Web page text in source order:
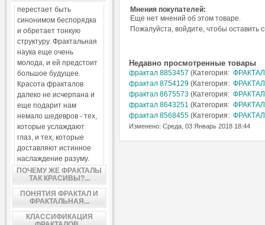
перестает быть
синонимом беспорядка
и обретает тонкую
структуру. Фрактальная
наука еще очень
молода, и ей предстоит
большое будущее.
Красота фракталов
далеко не исчерпана и
еще подарит нам
немало шедевров - тех,
которые услаждают
глаз, и тех, которые
доставляют истинное
наслаждение разуму.
ПОЧЕМУ ЖЕ ФРАКТАЛЫ
ТАК КРАСИВЫ?...
ПОНЯТИЯ ФРАКТАЛ И
ФРАКТАЛЬНАЯ...
КЛАССИФИКАЦИЯ
Мнения покупателей:
Еще нет мнений об этом товаре.
Пожалуйста, войдите, чтобы оставить
Недавно просмотренные товары
фрактал 8853457 (Категория:
фрактал 8754129 (Категория:
фрактал 8675573 (Категория:
фрактал 8643251 (Категория:
фрактал 8568455 (Категория:
Изменено: Среда, 03 Январь 2018 18:44